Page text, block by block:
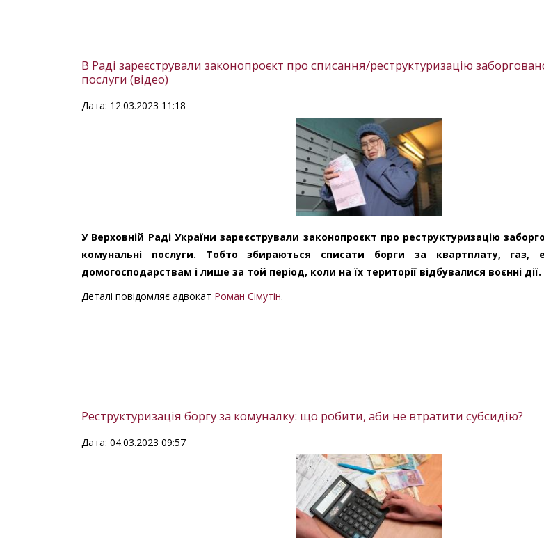
В Раді зареєстрували законопроєкт про списання/реструктуризацію
послуги (відео)
Дата: 12.03.2023 11:18
У Верховній Раді України зареєстрували законопроєкт про реструктуризацію
комунальні послуги. Тобто збираються списати борги за квартплату, газ,
домогосподарствам і лише за той період, коли на їх території відбувалися воєнні дії.
Деталі повідомляє адвокат Роман Сімутін.
Реструктуризація боргу за комуналку: що робити, аби не втратити субсидію?
Дата: 04.03.2023 09:57